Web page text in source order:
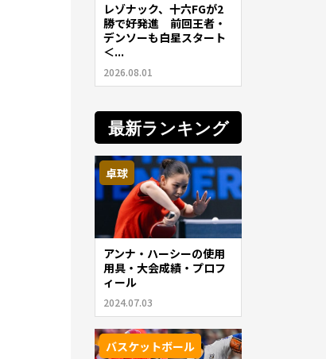
レゾナック、十六FGが2
勝で好発進 前回王者・
デンソーも白星スタート
＜...
2026.08.01
最新ランキング
卓球
アンナ・ハーシーの使用
用具・大会成績・プロフ
ィール
2024.07.03
バスケットボール